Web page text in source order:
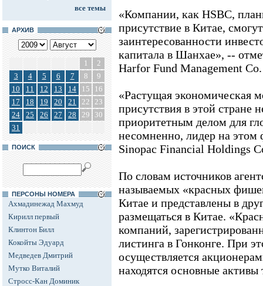
все темы
АРХИВ
1
2
3
4 5 6 7 8
9
10
11 12 13 14 15
16
17
18 19 20 21 22 23
24
25 26 27 28 29
30
31
ПОИСК
ПЕРСОНЫ НОМЕРА
Ахмадинежад Махмуд
Кирилл первый
Клинтон Билл
Кокойты Эдуард
Медведев Дмитрий
Мутко Виталий
Стросс-Кан Доминик
«Компании, как HSBC,
присутствие в Китае,
заинтересованности
капитала в Шанхае», --
Harfor Fund Management
«Растущая экономическая
присутствия в этой стране
приоритетным делом для
несомненно, лидер на этом
Sinopac Financial Holdings
По словам источников
называемых «красных
Китае и представлены в
размещаться в Китае.
компаний,
листинга в Гонконге. При
осуществляется
находятся основные